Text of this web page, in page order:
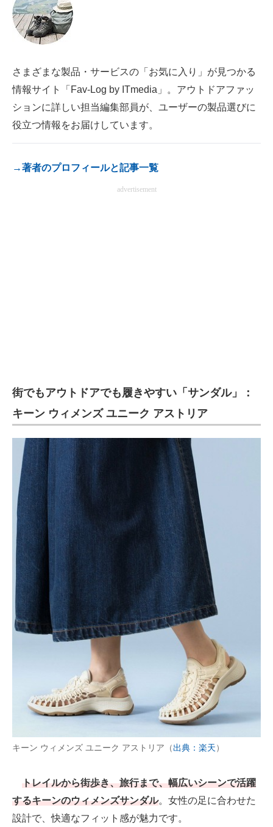
電子設計の基本と応用
エネルギーの専門メディア
建設×テクノロジーの最前線
さまざまな製品・サービスの「お気に入り」が見つかる
情報サイト「Fav-Log by ITmedia」。アウトドアファッ
ションに詳しい担当編集部員が、ユーザーの製品選びに
役立つ情報をお届けしています。
→著者のプロフィールと記事一覧
advertisement
街でもアウトドアでも履きやすい「サンダル」：
キーン ウィメンズ ユニーク アストリア
キーン ウィメンズ ユニーク アストリア（出典：楽天）
トレイルから街歩き、旅行まで、幅広いシーンで活躍
するキーンのウィメンズサンダル。女性の足に合わせた
設計で、快適なフィット感が魅力です。